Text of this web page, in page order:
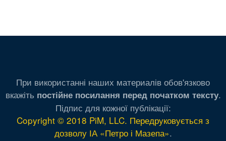
При використанні наших материалів обов'язково
вкажіть постійне посилання перед початком тексту.
Підпис для кожної публікації:
Copyright © 2018 PiM, LLC. Передруковується з
дозволу ІА «Петро і Мазепа».